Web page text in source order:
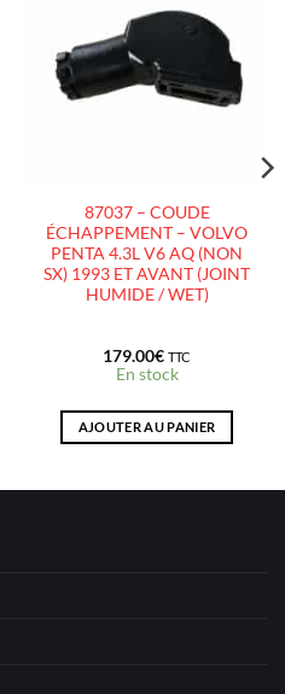
AJOUTER
À LA
87037 – COUDE
ÉCHAPPEMENT – VOLVO
PENTA 4.3L V6 AQ (NON
SX) 1993 ET AVANT (JOINT
HUMIDE / WET)
179.00€ TTC
En stock
AJOUTER AU PANIER